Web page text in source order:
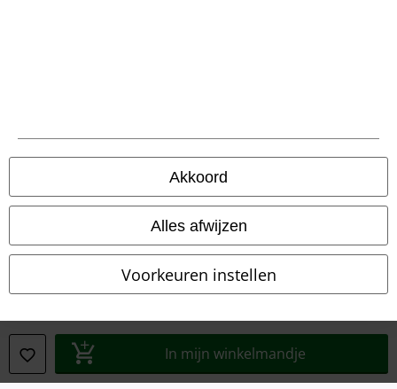
Akkoord
Alles afwijzen
Voorkeuren instellen
In mijn winkelmandje
Bedrijfsgegevens
Privacyverklaring
Verklaring van conformiteit
Informatie over toegankelijkheid
Annuleer bestelling